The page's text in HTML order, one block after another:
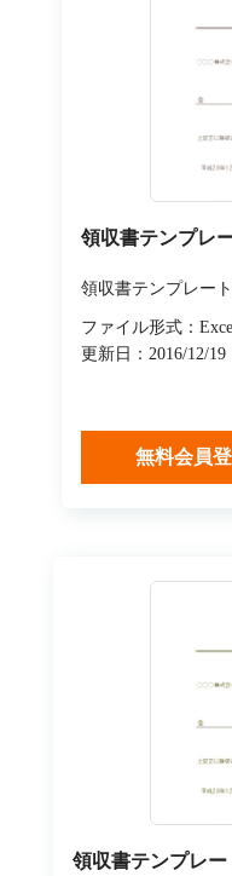
領収書テンプレ
領収書テンプレー
ファイル形式：
更新日：2016/12/19
無料会員
領収書テンプレー